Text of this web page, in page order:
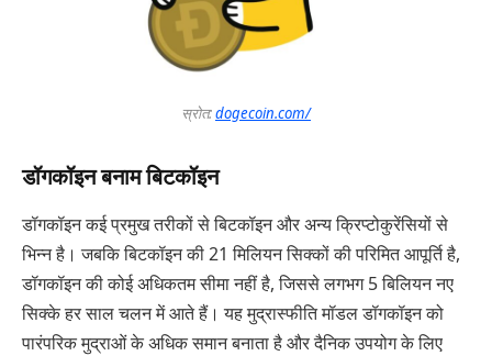
स्रोत:dogecoin.com/
डॉगकॉइन बनाम बिटकॉइन
डॉगकॉइन कई प्रमुख तरीकों से बिटकॉइन और अन्य क्रिप्टोकुरेंसियों से
भिन्न है। जबकि बिटकॉइन की 21 मिलियन सिक्कों की परिमित आपूर्ति है,
डॉगकॉइन की कोई अधिकतम सीमा नहीं है, जिससे लगभग 5 बिलियन नए
सिक्के हर साल चलन में आते हैं। यह मुद्रास्फीति मॉडल डॉगकॉइन को
पारंपरिक मुद्राओं के अधिक समान बनाता है और दैनिक उपयोग के लिए